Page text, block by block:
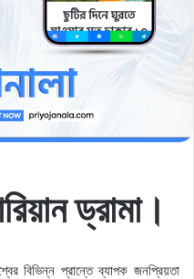
ড্রামা।
বিভিন্ন প্রান্তে ব্যাপক জনপ্রিয়তা